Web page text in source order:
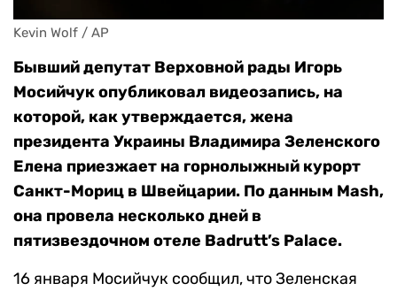
Kevin Wolf / AP
Бывший депутат Верховной рады Игорь
Мосийчук опубликовал видеозапись, на
которой, как утверждается, жена
президента Украины Владимира Зеленского
Елена приезжает на горнолыжный курорт
Санкт-Мориц в Швейцарии. По данным Mash,
она провела несколько дней в
пятизвездочном отеле Badrutt’s Palace.
16 января Мосийчук сообщил, что Зеленская